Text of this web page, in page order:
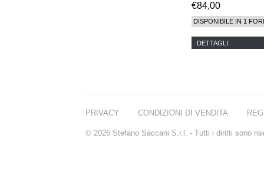
€84,00
DISPONIBILE IN 1
DETTAGLI
PRIVACY CONDIZIONI DI VENDITA
© 2026 Stefano Saccani S.r.l. - Tutti i diritti sono